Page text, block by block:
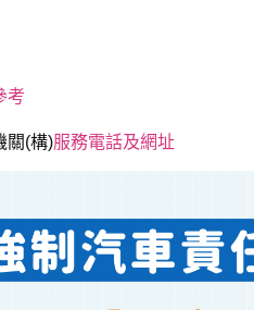
考
關(構)服務電話及網址